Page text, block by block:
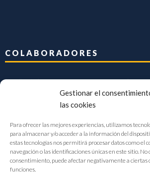
Gestionar el
las cookies
Para ofrecer las mejores experiencias, utilizamos
para almacenar y/o acceder a la información del
estas tecnologías nos permitirá procesar datos como el
navegación o las identificaciones únicas en este sitio.
consentimiento, puede afectar negativamente a ciertas
funciones.
COLABORADORES